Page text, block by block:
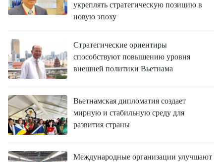
укреплять стратегическую позицию в
новую эпоху
Стратегические ориентиры
способствуют повышению уровня
внешней политики Вьетнама
Вьетнамская дипломатия создает
мирную и стабильную среду для
развития страны
Международные организации улучшают